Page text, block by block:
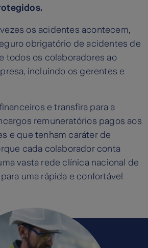
os acidentes acontecem,
obrigatório de acidentes de
todos os colaboradores ao
incluindo os gerentes e
e transfira para a
remuneratórios pagos aos
e que tenham caráter de
cada colaborador conta
vasta rede clínica nacional de
uma rápida e confortável